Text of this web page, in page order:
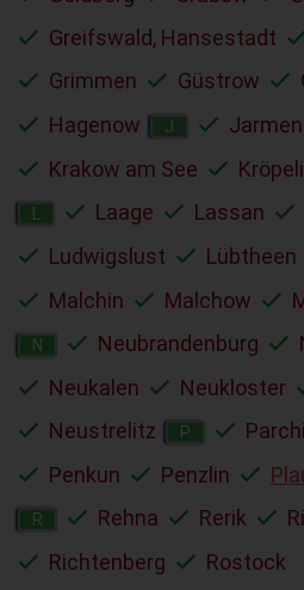
Greifswald, Hansestadt
Grimmen
Güstrow
Hagenow J Jarmen
Krakow am See
Laage Lassan
Ludwigslust
Lübtheen
Malchin Malchow
N Neubrandenburg
Neukalen
Neukloster
Neustrelitz
P
Penkun
Penzlin
R Rehna Rerik
Richtenberg
Rostock